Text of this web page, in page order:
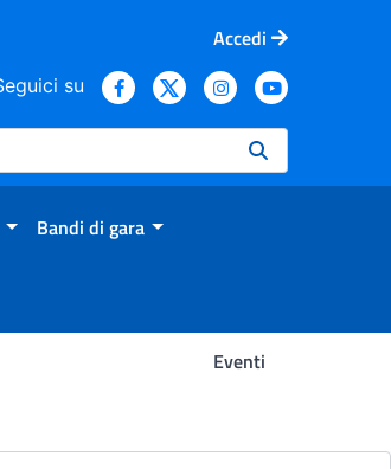
Accedi
su
Bandi di gara
Eventi